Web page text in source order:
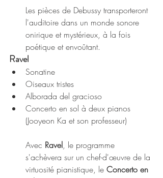
Les pièces de Debussy transporteront
l'auditoire dans un monde sonore
onirique et mystérieux, à la fois
poétique et envoûtant.
Ravel
Sonatine
Oiseaux tristes
Alborada del gracioso
Concerto en sol à deux pianos
(Jooyeon Ka et son professeur)
Avec Ravel, le programme
s'achèvera sur un chef-d'œuvre de la
virtuosité pianistique, le Concerto en